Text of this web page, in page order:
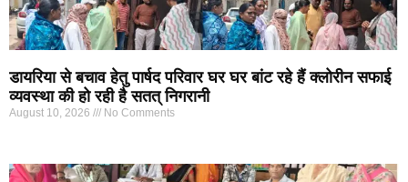
डायरिया से बचाव हेतु पार्षद परिवार घर घर बांट रहे हैं क्लोरीन सफाई
व्यवस्था की हो रही है सतत् निगरानी
August 10, 2026 No Comments